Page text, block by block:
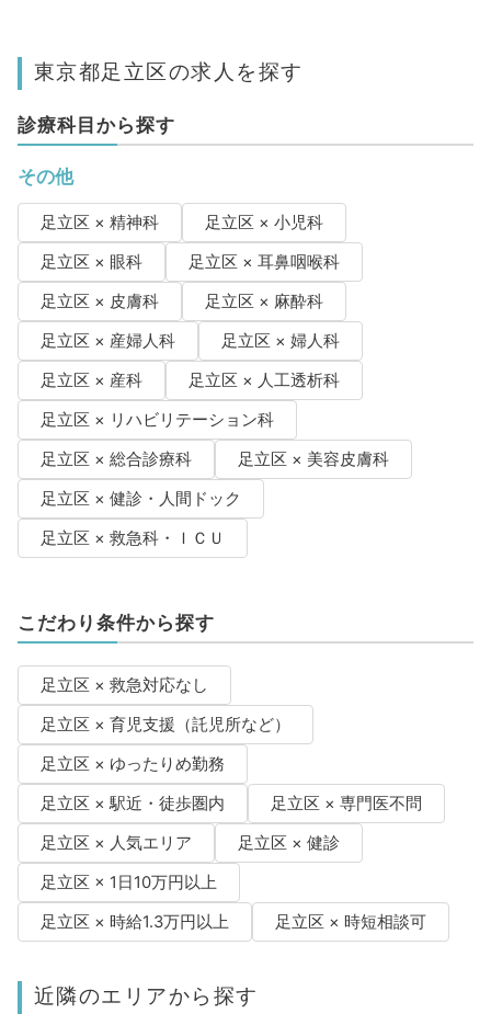
東京都足立区の求人を探す
診療科目から探す
その他
足立区 × 精神科
足立区 × 小児科
足立区 × 眼科
足立区 × 耳鼻咽喉科
足立区 × 皮膚科
足立区 × 麻酔科
足立区 × 産婦人科
足立区 × 婦人科
足立区 × 産科
足立区 × 人工透析科
足立区 × リハビリテーション科
足立区 × 総合診療科
足立区 × 美容皮膚科
足立区 × 健診・人間ドック
足立区 × 救急科・ＩＣＵ
こだわり条件から探す
足立区 × 救急対応なし
足立区 × 育児支援（託児所など）
足立区 × ゆったりめ勤務
足立区 × 駅近・徒歩圏内
足立区 × 専門医不問
足立区 × 人気エリア
足立区 × 健診
足立区 × 1日10万円以上
足立区 × 時給1.3万円以上
足立区 × 時短相談可
近隣のエリアから探す